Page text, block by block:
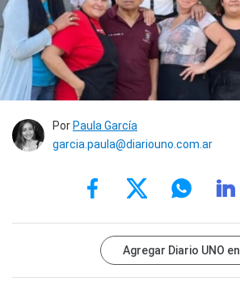
Por Paula García
garcia.paula@diariouno.com.ar
Agregar Diario UNO en